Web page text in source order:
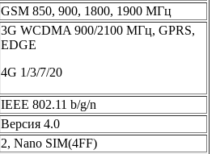
GSM 850, 900, 1800, 1900 МГц
3G WCDMA 900/2100 MГц, GPRS,
EDGE
4G 1/3/7/20
IEEE 802.11 b/g/n
Версия 4.0
2, Nano SIM(4FF)